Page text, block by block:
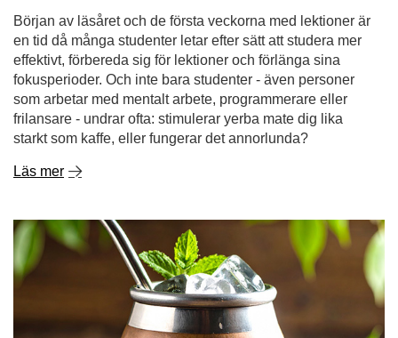
Början av läsåret och de första veckorna med lektioner är
en tid då många studenter letar efter sätt att studera mer
effektivt, förbereda sig för lektioner och förlänga sina
fokusperioder. Och inte bara studenter - även personer
som arbetar med mentalt arbete, programmerare eller
frilansare - undrar ofta: stimulerar yerba mate dig lika
starkt som kaffe, eller fungerar det annorlunda?
Läs mer